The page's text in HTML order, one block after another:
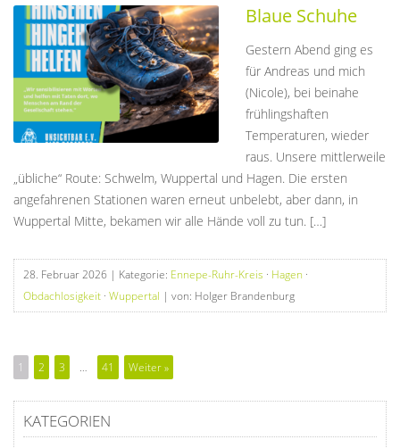
Blaue Schuhe
Gestern Abend ging es
für Andreas und mich
(Nicole), bei beinahe
frühlingshaften
Temperaturen, wieder
raus. Unsere mittlerweile
„übliche“ Route: Schwelm, Wuppertal und Hagen. Die ersten
angefahrenen Stationen waren erneut unbelebt, aber dann, in
Wuppertal Mitte, bekamen wir alle Hände voll zu tun. […]
28. Februar 2026 | Kategorie: Ennepe-Ruhr-Kreis · Hagen ·
Obdachlosigkeit · Wuppertal | von: Holger Brandenburg
1 2 3 … 41 Weiter »
KATEGORIEN